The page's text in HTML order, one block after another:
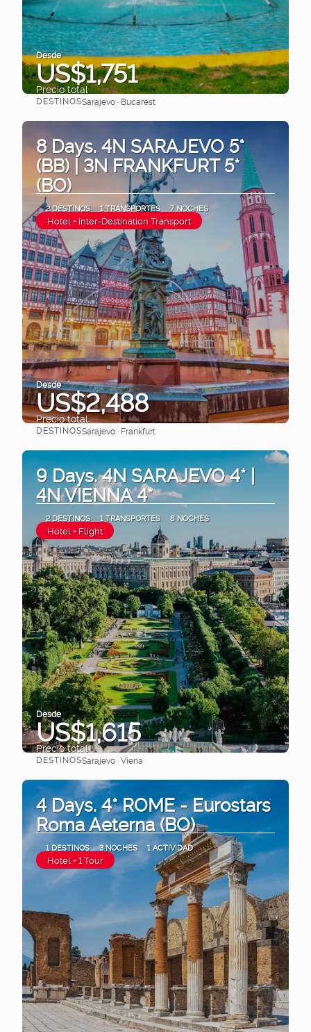
Desde
US$1,751
Precio total
Ver
DESTINOSSarajevo · Bucarest
8 Days. 4N SARAJEVO 5*
(BB) | 3N FRANKFURT 5*
(BO)
2 DESTINOS 1 TRANSPORTES 7 NOCHES
Hotel + Inter-Destination Transport
Desde
US$2,488
Precio total
Ver
DESTINOSSarajevo · Frankfurt
9 Days. 4N SARAJEVO 4* |
4N VIENNA 4*
2 DESTINOS 1 TRANSPORTES 8 NOCHES
Hotel + Flight
Desde
US$1,615
Precio total
DESTINOSSarajevo · Viena
4 Days. 4* ROME - Eurostars
Roma Aeterna (BO)
1 DESTINOS 3 NOCHES 1 ACTIVIDAD
Hotel + 1 Tour